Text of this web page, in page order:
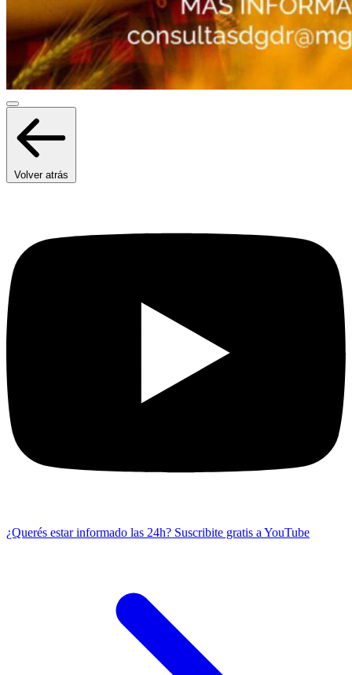
Volver atrás
¿Querés estar informado las 24h? Suscribite gratis a YouTube